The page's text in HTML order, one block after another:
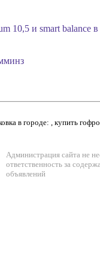
10,5 и smart balance
в городе: , купить
Администрация сайта не
ответственность за
объявлений